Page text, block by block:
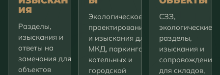
ИЯ
Разделы,
изыскания и
ответы на
замечания для
объектов
Экологическое
проектирование
и изыскания для
МКД, паркингов,
котельных и
городской
СЗЗ,
экологические
разделы,
изыскания и
сопровождение
для складов,